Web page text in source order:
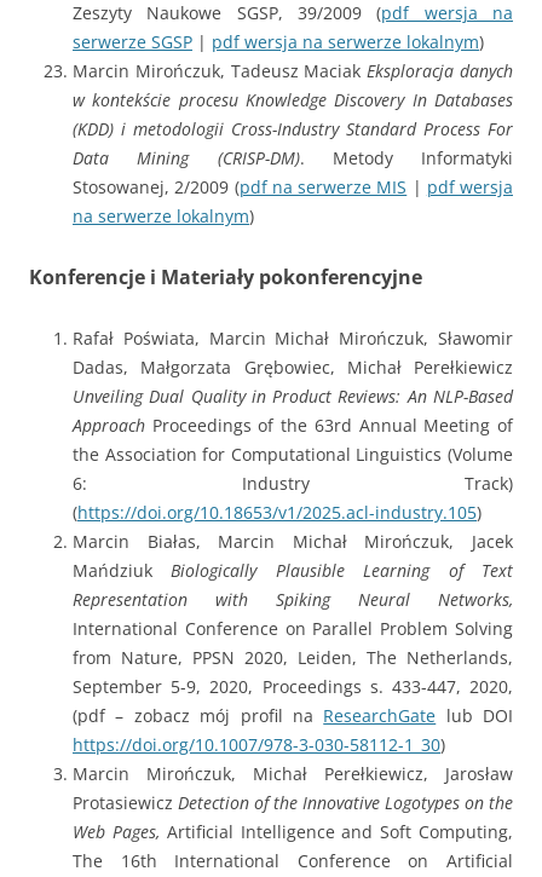
Zeszyty Naukowe SGSP, 39/2009 (pdf wersja na
serwerze SGSP | pdf wersja na serwerze lokalnym)
Marcin Mirończuk, Tadeusz MaciakEksploracja danych
w kontekście procesu Knowledge Discovery In Databases
(KDD) i metodologii Cross-Industry Standard Process For
Data Mining (CRISP-DM). Metody Informatyki
Stosowanej, 2/2009 (pdf na serwerze MIS | pdf wersja
na serwerze lokalnym)
Konferencje i Materiały pokonferencyjne
Rafał Poświata, Marcin Michał Mirończuk, Sławomir
Dadas, Małgorzata Grębowiec, Michał Perełkiewicz
Unveiling Dual Quality in Product Reviews: An NLP-Based
Approach Proceedings of the 63rd Annual Meeting of
the Association for Computational Linguistics (Volume
6: Industry Track)
(https://doi.org/10.18653/v1/2025.acl-industry.105)
Marcin Białas, Marcin Michał Mirończuk, Jacek
MańdziukBiologically Plausible Learning of Text
Representation with Spiking Neural Networks,
International Conference on Parallel Problem Solving
from Nature, PPSN 2020, Leiden, The Netherlands,
September 5-9, 2020, Proceedings s. 433-447, 2020,
(pdf – zobacz mój profil na ResearchGate lub DOI
https://doi.org/10.1007/978-3-030-58112-1_30)
Marcin Mirończuk, Michał Perełkiewicz, Jarosław
Protasiewicz Detection of the Innovative Logotypes on the
Web Pages, Artificial Intelligence and Soft Computing,
The 16th International Conference on Artificial